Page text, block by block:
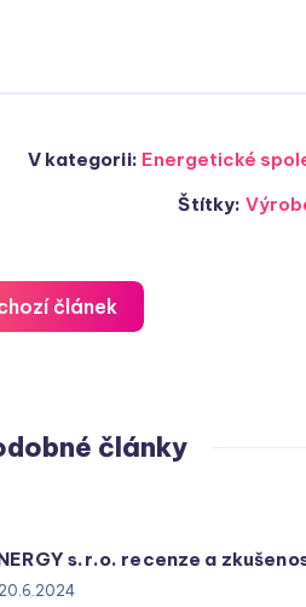
V kategorii: Energetické
Štítky:
článek
články
s.r.o. recenze a
20.6.2024